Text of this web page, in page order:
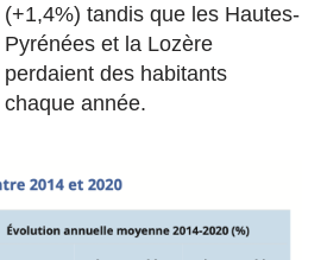
(+1,4%) tandis que les Hautes-
Pyrénées et la Lozère
perdaient des habitants
chaque année.